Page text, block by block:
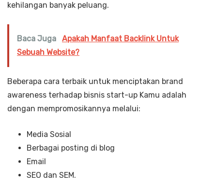
kehilangan banyak peluang.
Baca Juga
Apakah Manfaat Backlink Untuk
Sebuah Website?
Beberapa cara terbaik untuk menciptakan brand
awareness terhadap bisnis start-up Kamu adalah
dengan mempromosikannya melalui:
Media Sosial
Berbagai posting di blog
Email
SEO dan SEM.